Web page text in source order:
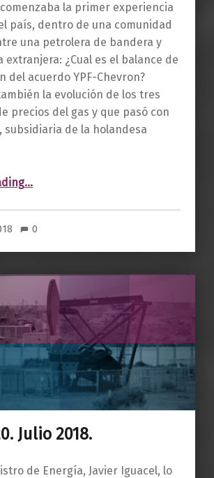
comenzaba la primer experiencia
país, dentro de una comunidad
una petrolera de bandera y
extranjera: ¿Cual es el balance de
del acuerdo YPF-Chevron?
la evolución de los tres
precios del gas y que pasó con
subsidiaria de la holandesa
“Boletín 21. Agosto 2018.”
…
0
Julio 2018.
de Energía, Javier Iguacel, lo